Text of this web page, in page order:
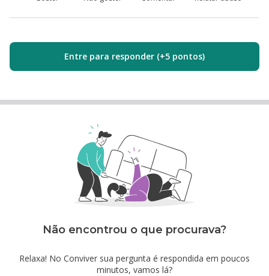
Entre para responder (+5 pontos)
Não encontrou o que procurava?
Relaxa! No Conviver sua pergunta é respondida em poucos
minutos, vamos lá?